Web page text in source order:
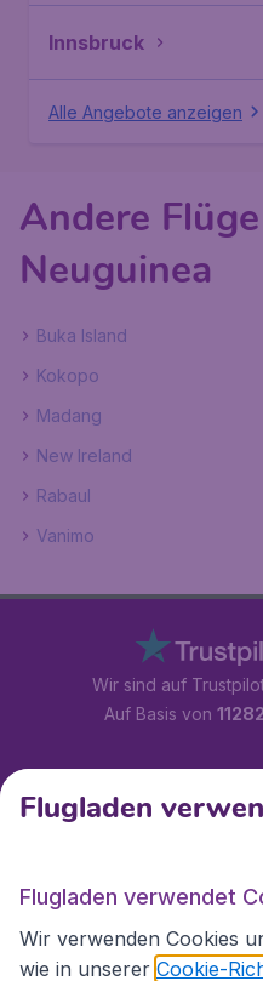
Innsbruck
Alle Angebote anzeigen
Andere
Neuguinea
Buka Island
Kokopo
Madang
New Ireland
Rabaul
Vanimo
Wir sind auf
Auf Basis von 11282
Kundenservice
Flugladen.at
Internationale Webseiten
Flugladen
Flugladen verwendet
Wir verwenden Cookies
wie in unserer Cookie-